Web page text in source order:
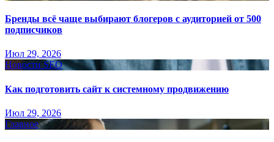
Бренды всё чаще выбирают блогеров с аудиторией от 500
подписчиков
Июл 29, 2026
Новости SEO
Как подготовить сайт к системному продвижению
Июл 29, 2026
Главное